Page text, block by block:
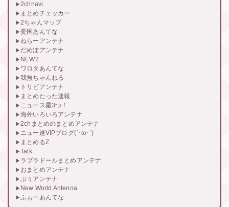
2chnavi
まとめチェッカー
2ちゃんマップ
憂国あんてな
ねらーアンテナ
だめぽアンテナ
NEW2
ワロタあんてな
我無ちゃんねる
トリビアンテナ
まとめたった速報
ニュース星3つ！
海外いろいろアンテナ
2chまとめのまとめアンテナ
ニュー速VIPブログ(`･ω･´)
まとめるZ
Talk
ラブラドールまとめアンテナ
おまとめアンテナ
ぷぅアンテナ
New World Antenna
ふぉーあんてな